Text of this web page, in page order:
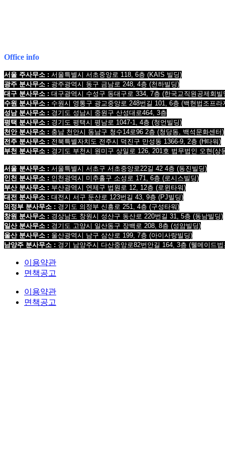
Office info
서울 주사무소 : 서울특별시 서초중앙로 118, 6층 (KAIS 빌딩)
광주 분사무소 : 광주광역시 동구 금남로 248, 4층 (천하빌딩)
대구 분사무소 : 대구광역시 수성구 동대구로 334, 7층 (한국교직원공제회빌
수원 분사무소 : 수원시 영통구 광교중앙로 248번길 101, 6층 (백현법조프라
성남 분사무소 : 경기도 성남시 중원구 산성대로464, 3층
평택 분사무소 : 경기도 평택시 평남로 1047-1, 4층 (청언빌딩)
천안 분사무소 : 충남 천안시 동남구 청수14로96 2층 (청당동, 백석문화센터)
전주 분사무소 : 전북특별자치도 전주시 덕진구 만성동 1366-9, 2층 (H타워)
부천 분사무소 : 경기도 부천시 원미구 상일로 126, 201호 법무법인 오현(상
서울 분사무소 : 서울특별시 서초구 서초중앙로22길 42 4층 (동진빌딩)
인천 분사무소 : 인천광역시 미추홀구 소성로 171, 6층 (로시스빌딩)
부산 분사무소 : 부산광역시 연제구 법원로 12, 12층 (로윈타워)
대전 분사무소 : 대전시 서구 둔산로 123번길 43, 9층 (PJ빌딩)
의정부 분사무소 : 경기도 의정부 신흥로 251, 4층 (구성타워)
창원 분사무소 : 경상남도 창원시 성산구 동산로 220번길 31, 5층 (동남빌딩)
일산 분사무소 : 경기도 고양시 일산동구 장백로 208, 8층 (성암빌딩)
울산 분사무소 : 울산광역시 남구 삼산로 199, 7층 (아이사랑빌딩)
남양주 분사무소 : 경기 남양주시 다산중앙로82번안길 164, 3층 (웰메이드법
이용약관
면책공고
이용약관
면책공고